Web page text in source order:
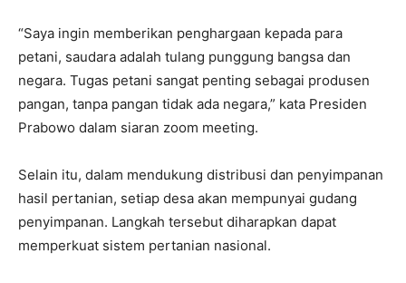
“Saya ingin memberikan penghargaan kepada para
petani, saudara adalah tulang punggung bangsa dan
negara. Tugas petani sangat penting sebagai produsen
pangan, tanpa pangan tidak ada negara,” kata Presiden
Prabowo dalam siaran zoom meeting.
Selain itu, dalam mendukung distribusi dan penyimpanan
hasil pertanian, setiap desa akan mempunyai gudang
penyimpanan. Langkah tersebut diharapkan dapat
memperkuat sistem pertanian nasional.